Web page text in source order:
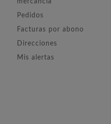
mercancía
Pedidos
Facturas por abono
Direcciones
Mis alertas